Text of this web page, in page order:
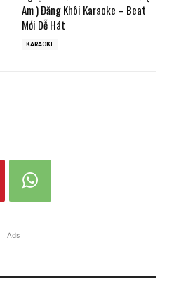
Am ) Đăng Khôi Karaoke – Beat
Mới Dễ Hát
KARAOKE
Ads